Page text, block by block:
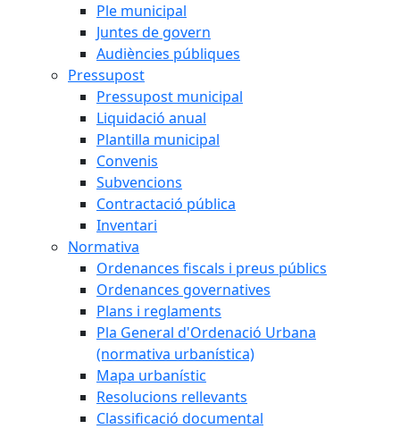
Ple municipal
Juntes de govern
Audiències públiques
Pressupost
Pressupost municipal
Liquidació anual
Plantilla municipal
Convenis
Subvencions
Contractació pública
Inventari
Normativa
Ordenances fiscals i preus públics
Ordenances governatives
Plans i reglaments
Pla General d'Ordenació Urbana
(normativa urbanística)
Mapa urbanístic
Resolucions rellevants
Classificació documental